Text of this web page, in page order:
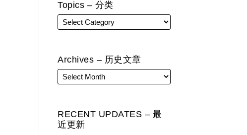
Topics – 分类
Archives – 历史文章
RECENT UPDATES – 最
近更新